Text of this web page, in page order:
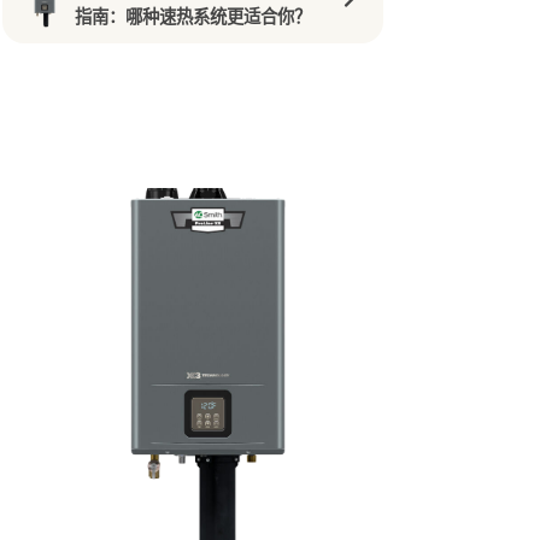
指南：哪种速热系统更适合你？